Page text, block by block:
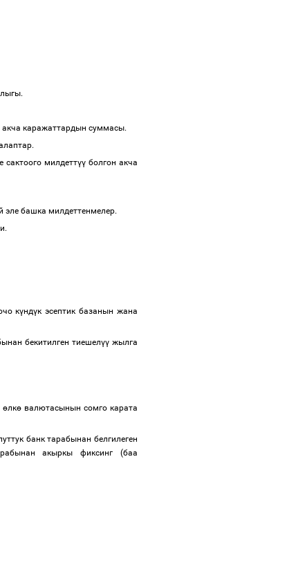
акча каражаттардын суммасы.
сактоого милдеттүүболгон акча
башка милдеттенмелер.
күндүк эсептик базанын жана
бекитилген тиешелүүжылга
өлкө валютасынын сомго карата
банк тарабынан белгилеген
акыркы фиксинг (баа